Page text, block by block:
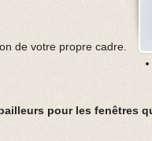
de votre propre cadre.
pour les fenêtres